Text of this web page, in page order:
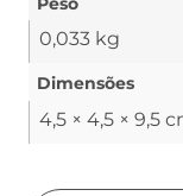
0,033 kg
Dimensões
4,5 × 4,5 × 9,5